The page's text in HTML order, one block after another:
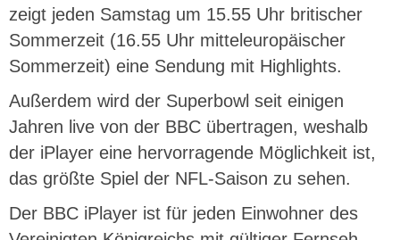
zeigt jeden Samstag um 15.55 Uhr britischer
Sommerzeit (16.55 Uhr mitteleuropäischer
Sommerzeit) eine Sendung mit Highlights.
Außerdem wird der Superbowl seit einigen
Jahren live von der BBC übertragen, weshalb
der iPlayer eine hervorragende Möglichkeit ist,
das größte Spiel der NFL-Saison zu sehen.
Der BBC iPlayer ist für jeden Einwohner des